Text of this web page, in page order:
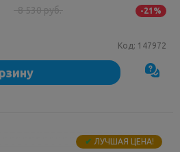
8 530 руб. -21%
Код: 147972
✔ ЛУЧШАЯ ЦЕНА!